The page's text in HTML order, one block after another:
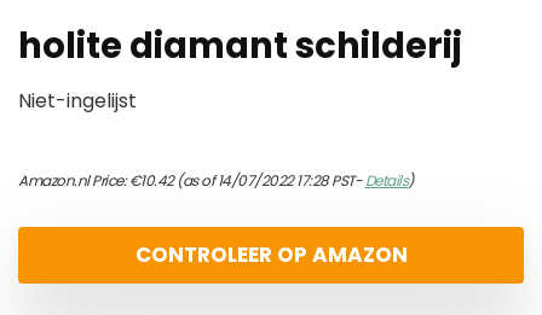
holite diamant schilderij
Niet-ingelijst
Amazon.nl Price:€10.42(as of 14/07/2022 17:28 PST-Details)
CONTROLEER OP AMAZON